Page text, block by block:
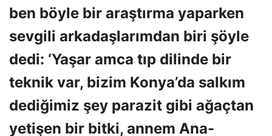
ben böyle bir araştırma yaparken
sevgili arkadaşlarımdan biri şöyle
dedi: ‘Yaşar amca tıp dilinde bir
teknik var, bizim Konya’da salkım
dediğimiz şey parazit gibi ağaçtan
yetişen bir bitki, annem Ana-